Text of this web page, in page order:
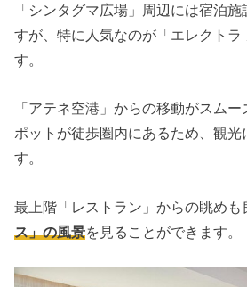
「シンタグマ広場」周辺には宿泊
すが、特に人気なのが「エレクトラ
す。
「アテネ空港」からの移動がスム
ポットが徒歩圏内にあるため、観
す。
最上階「レストラン」からの眺めも
ス」の風景を見ることができます。